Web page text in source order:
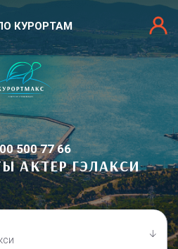
КУРОРТАМ
500 77 66
АКТЕР ГЭЛАКСИ